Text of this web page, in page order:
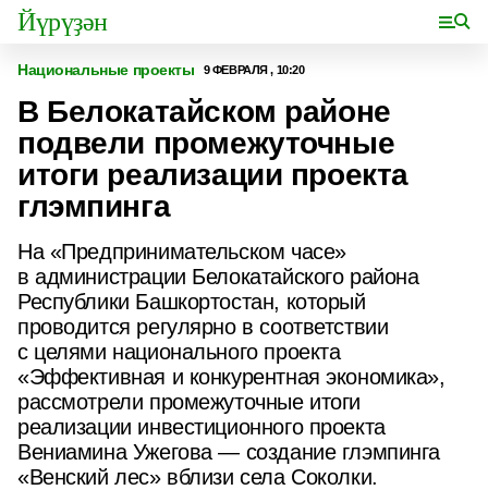
Йүрүҙән
Национальные проекты 9 ФЕВРАЛЯ , 10:20
В Белокатайском районе
подвели промежуточные
итоги реализации проекта
глэмпинга
На «Предпринимательском часе»
в администрации Белокатайского района
Республики Башкортостан, который
проводится регулярно в соответствии
с целями национального проекта
«Эффективная и конкурентная экономика»,
рассмотрели промежуточные итоги
реализации инвестиционного проекта
Вениамина Ужегова — создание глэмпинга
«Венский лес» вблизи села Соколки.